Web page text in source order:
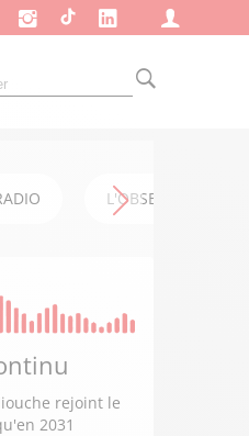
L'OBSERVATOIRE
rejoint le
2031